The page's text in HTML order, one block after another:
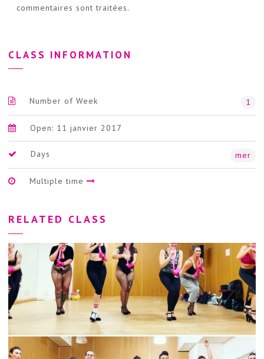
commentaires sont traitées.
CLASS INFORMATION
Number of Week 1
Open: 11 janvier 2017
Days mer
Multiple time
RELATED CLASS